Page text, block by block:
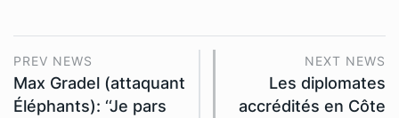
PREV NEWS
Max Gradel (attaquant
Éléphants): ‘‘Je pars
NEXT NEWS
Les diplomates
accrédités en Côte